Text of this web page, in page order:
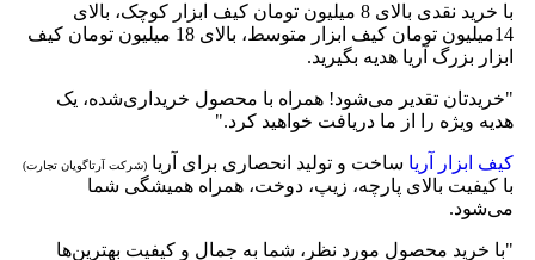
با خرید نقدی بالای 8 میلیون تومان کیف ابزار کوچک، بالای
14میلیون تومان کیف ابزار متوسط، بالای 18 میلیون تومان کیف
ابزار بزرگ آریا هدیه بگیرید.
"خریدتان تقدیر می‌شود! همراه با محصول خریداری‌شده، یک
هدیه ویژه را از ما دریافت خواهید کرد."
کیف ابزار آریا ساخت و تولید انحصاری برای آریا (شرکت آرتاگویان تجارت)
با کیفیت بالای پارچه، زیپ، دوخت، همراه همیشگی شما
می‌شود.
"با خرید محصول مورد نظر، شما به جمال و کیفیت بهترین‌ها